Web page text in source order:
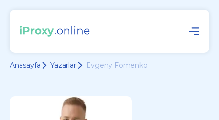
Anasayfa Yazarlar Evgeny Fomenko